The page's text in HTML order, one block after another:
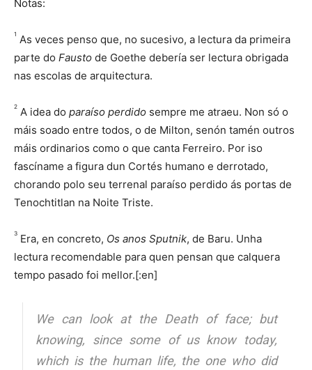
Notas:
1 As veces penso que, no sucesivo, a lectura da primeira
parte do Fausto de Goethe debería ser lectura obrigada
nas escolas de arquitectura.
2 A idea do paraíso perdido sempre me atraeu. Non só o
máis soado entre todos, o de Milton, senón tamén outros
máis ordinarios como o que canta Ferreiro. Por iso
fascíname a figura dun Cortés humano e derrotado,
chorando polo seu terrenal paraíso perdido ás portas de
Tenochtitlan na Noite Triste.
3 Era, en concreto, Os anos Sputnik, de Baru. Unha
lectura recomendable para quen pensan que calquera
tempo pasado foi mellor.[:en]
We can look at the Death of face; but
knowing, since some of us know today,
which is the human life, the one who did